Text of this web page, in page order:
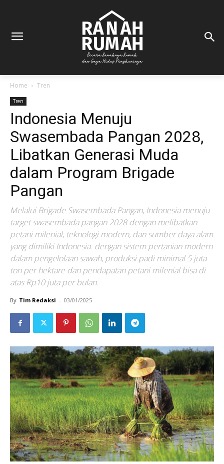
Home Tren
Tren
Indonesia Menuju
Swasembada Pangan 2028,
Libatkan Generasi Muda
dalam Program Brigade
Pangan
Melalui Brigade Swasembada Pangan, Indonesia menuju
target swasembada pangan 2028 dengan melibatkan
petani milenial, teknologi modern, dan sumber daya alam
yang dimiliki Indonesia. dengan sistem pertanian modern
dalam pengelolaan sawah, produksi padi minimal 5 juta
ton per hektare dan pendapatan petani milenial bisa di
atas Rp10 juta per bulan.
By Tim Redaksi - 03/01/2025